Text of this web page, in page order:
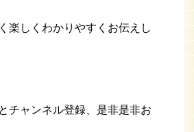
楽しくわかりやすくお伝えし
チャンネル登録、是非是非お